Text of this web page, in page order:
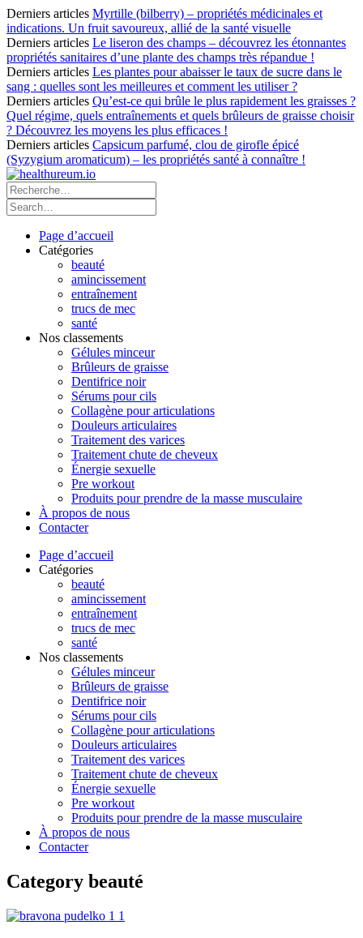
Derniers articles Myrtille (bilberry) – propriétés médicinales et
indications. Un fruit savoureux, allié de la santé visuelle
Derniers articles Le liseron des champs – découvrez les étonnantes
propriétés sanitaires d’une plante des champs très répandue !
Derniers articles Les plantes pour abaisser le taux de sucre dans le
sang : quelles sont les meilleures et comment les utiliser ?
Derniers articles Qu’est-ce qui brûle le plus rapidement les graisses ?
Quel régime, quels entraînements et quels brûleurs de graisse choisir
? Découvrez les moyens les plus efficaces !
Derniers articles Capsicum parfumé, clou de girofle épicé
(Syzygium aromaticum) – les propriétés santé à connaître !
Page d’accueil
Catégories
beauté
amincissement
entraînement
trucs de mec
santé
Nos classements
Gélules minceur
Brûleurs de graisse
Dentifrice noir
Sérums pour cils
Collagène pour articulations
Douleurs articulaires
Traitement des varices
Traitement chute de cheveux
Énergie sexuelle
Pre workout
Produits pour prendre de la masse musculaire
À propos de nous
Contacter
Page d’accueil
Catégories
beauté
amincissement
entraînement
trucs de mec
santé
Nos classements
Gélules minceur
Brûleurs de graisse
Dentifrice noir
Sérums pour cils
Collagène pour articulations
Douleurs articulaires
Traitement des varices
Traitement chute de cheveux
Énergie sexuelle
Pre workout
Produits pour prendre de la masse musculaire
À propos de nous
Contacter
Category beauté